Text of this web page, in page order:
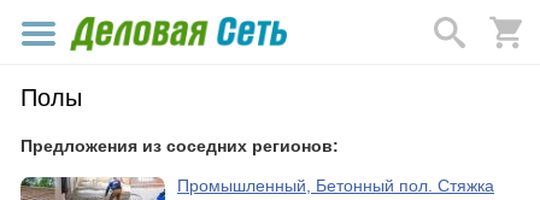
Полы
Предложения из соседних регионов:
Промышленный, Бетонный пол. Стяжка